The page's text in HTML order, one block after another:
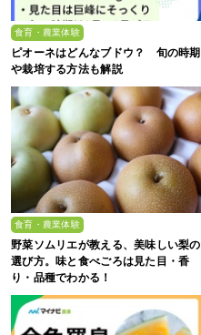
食育・農業体験
ピオーネはどんなブドウ？ 旬の時期
や栽培する方法も解説
食育・農業体験
野菜ソムリエが教える、美味しい梨の
選び方。味と食べごろは見た目・香
り・品種でわかる！